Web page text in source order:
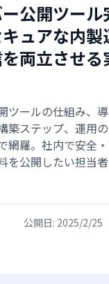
公開ツー
ュアな内製
両立させる
ツールの仕組み、導
築ステップ、運用
網羅。社内で安全
を公開したい担当
公開日: 2025/2/25